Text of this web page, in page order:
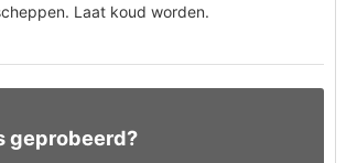
Laat koud worden.
geprobeerd?